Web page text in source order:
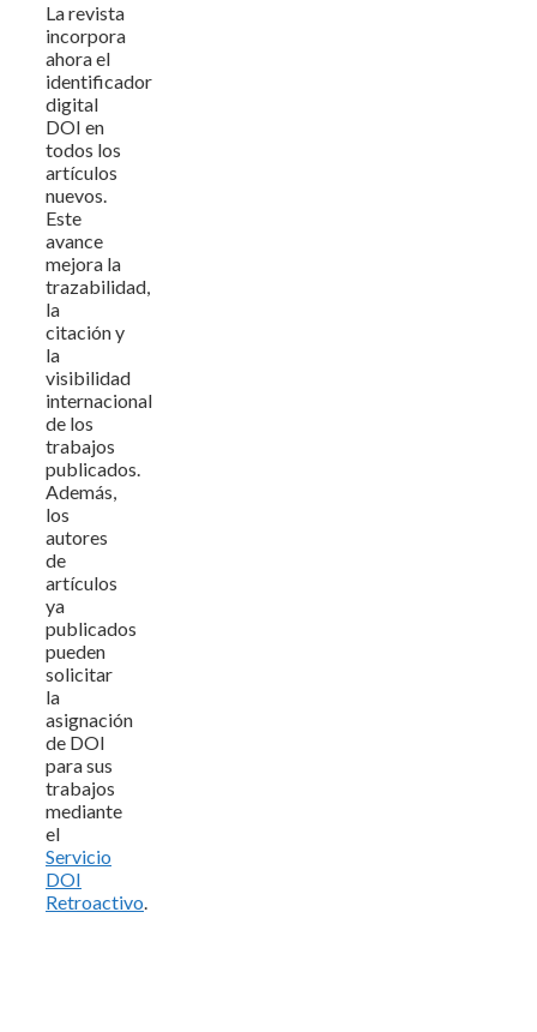
La revista
incorpora
ahora el
identificador
digital
DOI en
todos los
artículos
nuevos.
Este
avance
mejora la
trazabilidad,
la
citación y
la
visibilidad
internacional
de los
trabajos
publicados.
Además,
los
autores
de
artículos
ya
publicados
pueden
solicitar
la
asignación
de DOI
para sus
trabajos
mediante
el
Servicio
DOI
Retroactivo.